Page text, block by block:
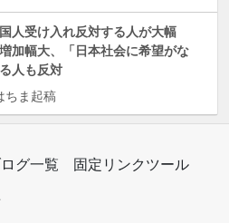
人受け入れ反対する人が大幅
加幅大、「日本社会に希望がな
人も反対
ちま起稿
グ一覧
固定リンクツール